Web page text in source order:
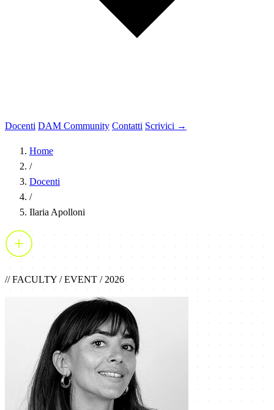
Docenti DAM Community Contatti Scrivici →
Home
/
Docenti
/
Ilaria Apolloni
// FACULTY / EVENT / 2026